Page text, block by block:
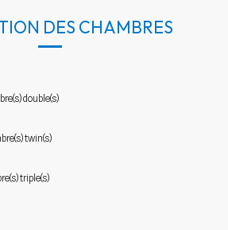
DES CHAMBRES
double(s)
twin(s)
triple(s)